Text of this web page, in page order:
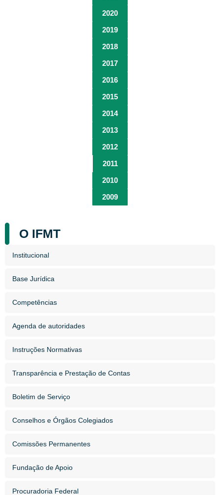
2020
2019
2018
2017
2016
2015
2014
2013
2012
2011
2010
2009
O IFMT
Institucional
Base Jurídica
Competências
Agenda de autoridades
Instruções Normativas
Transparência e Prestação de Contas
Boletim de Serviço
Conselhos e Órgãos Colegiados
Comissões Permanentes
Fundação de Apoio
Procuradoria Federal